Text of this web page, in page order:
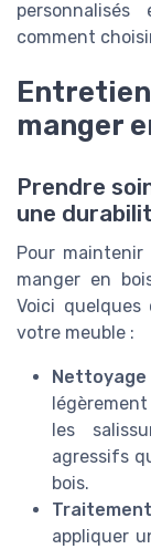
comment
manger
Prendre
une
Pour
manger en
Voici
votre meuble :
les
agressifs
bois.
appliquer